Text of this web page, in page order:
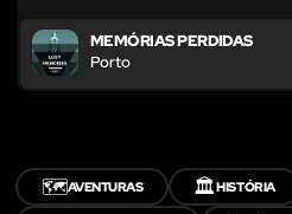
MEMÓRIAS PERDIDAS
Porto
🗺️AVENTURAS 🏛️HISTÓRIA